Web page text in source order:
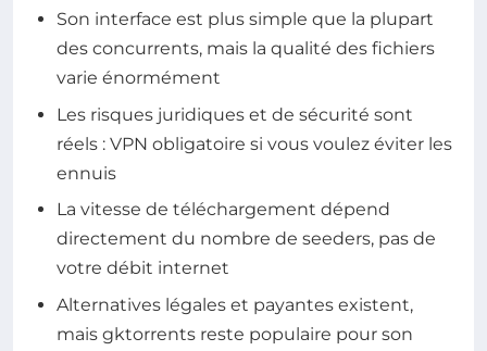
Son interface est plus simple que la plupart
des concurrents, mais la qualité des fichiers
varie énormément
Les risques juridiques et de sécurité sont
réels : VPN obligatoire si vous voulez éviter les
ennuis
La vitesse de téléchargement dépend
directement du nombre de seeders, pas de
votre débit internet
Alternatives légales et payantes existent,
mais gktorrents reste populaire pour son